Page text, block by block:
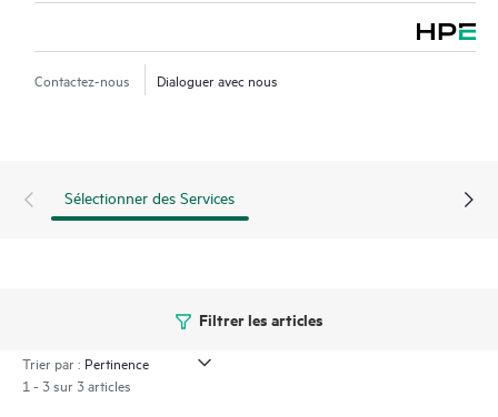
Contactez-nous Dialoguer avec nous
Sélectionner des Services
Filtrer les articles
Trier par :
1 - 3 sur 3 articles